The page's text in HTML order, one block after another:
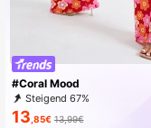
#Coral Mood
Steigend 67%
13 ,85€ 13,99€